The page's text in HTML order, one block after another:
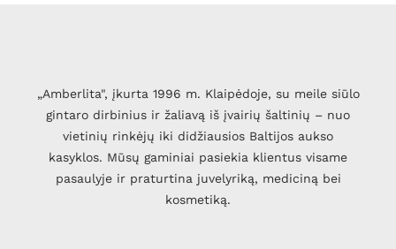
„Amberlita", įkurta 1996 m. Klaipėdoje, su meile siūlo
gintaro dirbinius ir žaliavą iš įvairių šaltinių – nuo
vietinių rinkėjų iki didžiausios Baltijos aukso
kasyklos. Mūsų gaminiai pasiekia klientus visame
pasaulyje ir praturtina juvelyriką, mediciną bei
kosmetiką.